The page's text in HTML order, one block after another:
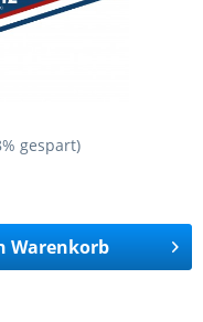
gespart)
Warenkorb